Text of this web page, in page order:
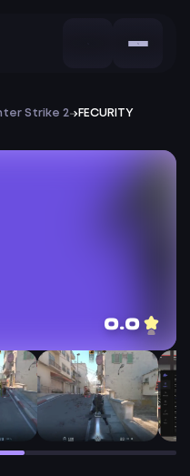
Strike 2 FECURITY
0.0